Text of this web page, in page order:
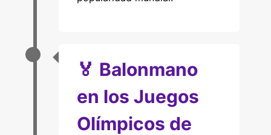
🏅 Balonmano
en los Juegos
Olímpicos de